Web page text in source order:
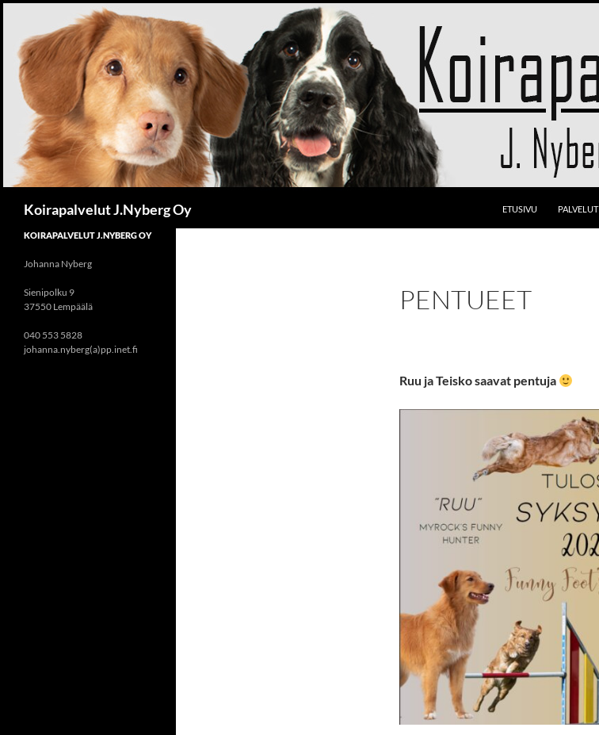
Siirry
Koirapalvelut J.Nyberg Oy ETUSIVU PALVELUT
PENTUEET
Ruu ja Teisko saavat pentuja
KOIRAPALVELUT J.NYBERG OY
Johanna Nyberg
Sienipolku 9
37550 Lempäälä
040 553 5828
johanna.nyberg(a)pp.inet.fi